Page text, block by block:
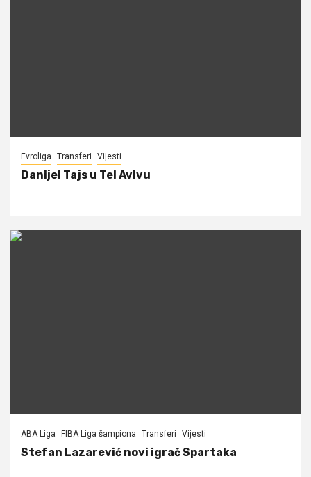
Evroliga Transferi Vijesti
Danijel Tajs u Tel Avivu
ABA Liga FIBA Liga šampiona Transferi Vijesti
Stefan Lazarević novi igrač Spartaka